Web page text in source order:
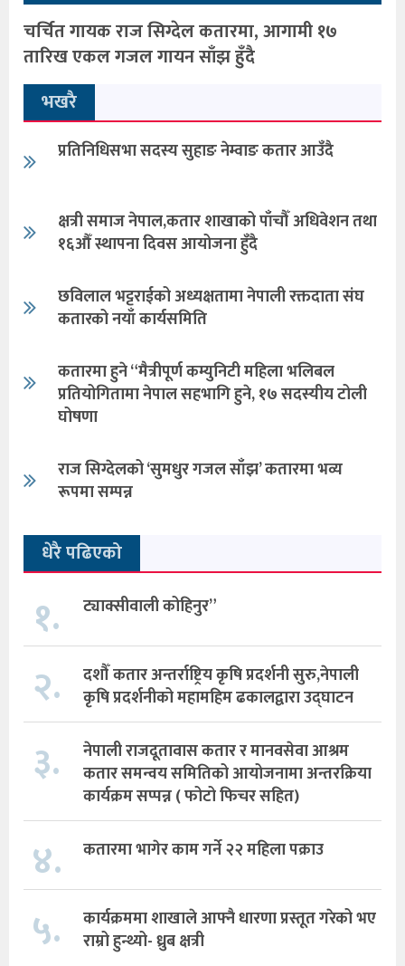
चर्चित गायक राज सिग्देल कतारमा, आगामी १७
तारिख एकल गजल गायन साँझ हुँदै
भखरै
प्रतिनिधिसभा सदस्य सुहाङ नेम्वाङ कतार आउँदै
क्षत्री समाज नेपाल,कतार शाखाको पाँचौँ अधिवेशन तथा
१६औँ स्थापना दिवस आयोजना हुँदै
छविलाल भट्टराईको अध्यक्षतामा नेपाली रक्तदाता संघ
कतारको नयाँ कार्यसमिति
कतारमा हुने “मैत्रीपूर्ण कम्युनिटी महिला भलिबल
प्रतियोगितामा नेपाल सहभागि हुने, १७ सदस्यीय टोली
घोषणा
राज सिग्देलको ‘सुमधुर गजल साँझ’ कतारमा भव्य
रूपमा सम्पन्न
धेरै पढिएको
१. ट्याक्सीवाली कोहिनुर”
२.
दशौँ कतार अन्तर्राष्ट्रिय कृषि प्रदर्शनी सुरु,नेपाली
कृषि प्रदर्शनीको महामहिम ढकालद्वारा उद्घाटन
३.
नेपाली राजदूतावास कतार र मानवसेवा आश्रम
कतार समन्वय समितिको आयोजनामा अन्तरक्रिया
कार्यक्रम सप्पन्न ( फोटो फिचर सहित)
४. कतारमा भागेर काम गर्ने २२ महिला पक्राउ
५.
कार्यक्रममा शाखाले आफ्नै धारणा प्रस्तूत गरेको भए
राम्रो हुन्थ्यो- ध्रुब क्षत्री